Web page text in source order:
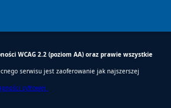
WCAG 2.2 (poziom AA) oraz prawie wszystkie
serwisu jest zaoferowanie jak najszerszej
cyfrowej.